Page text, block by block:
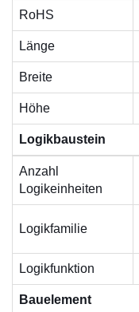
RoHS
Länge
Breite
Höhe
Logikbaustein
Anzahl
Logikeinheiten
Logikfamilie
Logikfunktion
Bauelement